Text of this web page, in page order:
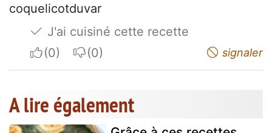
coquelicotduvar
J'ai cuisiné cette recette
I apreciateI do not appreciate signaler
A lire également